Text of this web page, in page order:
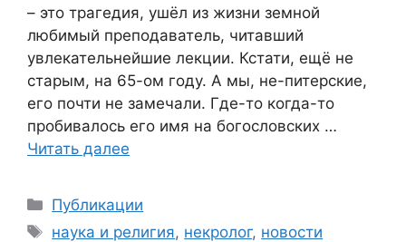
– это трагедия, ушёл из жизни земной
любимый преподаватель, читавший
увлекательнейшие лекции. Кстати, ещё не
старым, на 65-ом году. А мы, не-питерские,
его почти не замечали. Где-то когда-то
пробивалось его имя на богословских …
Читать далее
Рубрики
Публикации
Метки
наука и религия, некролог, новости